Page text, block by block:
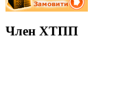
Член ХТПП